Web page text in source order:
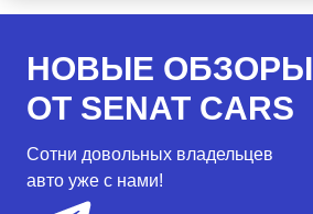
НОВЫЕ ОБЗОРЫ
ОТ SENAT CARS
Сотни довольных владельцев
авто уже с нами!